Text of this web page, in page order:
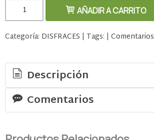
AÑADIR A CARRITO
Categoría: DISFRACES | Tags: | Comentarios
Descripción
Comentarios